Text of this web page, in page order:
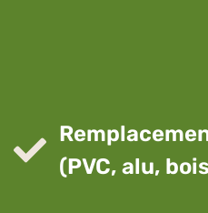
(PVC, alu,